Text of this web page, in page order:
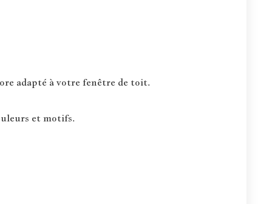
adapté à votre fenêtre de toit.
et motifs.